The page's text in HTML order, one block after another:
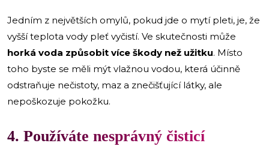
Jedním z největších omylů, pokud jde o mytí pleti, je, že
vyšší teplota vody pleť vyčistí. Ve skutečnosti může
horká voda způsobit více škody než užitku. Místo
toho byste se měli mýt vlažnou vodou, která účinně
odstraňuje nečistoty, maz a znečišťující látky, ale
nepoškozuje pokožku.
4. Používáte nesprávný čisticí